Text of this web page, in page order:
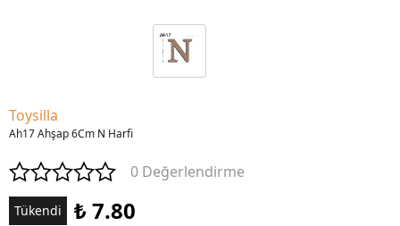
Toysilla
Ah17 Ahşap 6Cm N Harfi
0 Değerlendirme
Tükendi ₺ 7.80